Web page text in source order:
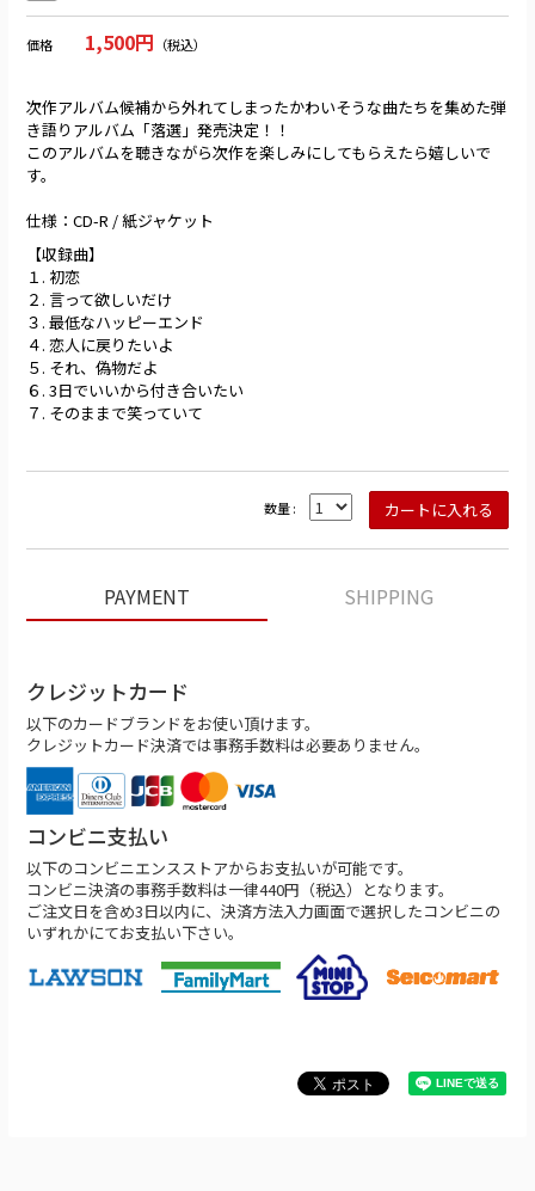
価格 1,500円 （税込）
次作アルバム候補から外れてしまったかわいそうな曲たちを集めた弾
き語りアルバム「落選」発売決定！！
このアルバムを聴きながら次作を楽しみにしてもらえたら嬉しいで
す。
仕様：CD-R / 紙ジャケット
【収録曲】
１. 初恋
２. 言って欲しいだけ
３. 最低なハッピーエンド
４. 恋人に戻りたいよ
５. それ、偽物だよ
６. 3日でいいから付き合いたい
７. そのままで笑っていて
数量 :
PAYMENT SHIPPING
クレジットカード
以下のカードブランドをお使い頂けます。
クレジットカード決済では事務手数料は必要ありません。
コンビニ支払い
以下のコンビニエンスストアからお支払いが可能です。
コンビニ決済の事務手数料は一律440円（税込）となります。
ご注文日を含め3日以内に、決済方法入力画面で選択したコンビニの
いずれかにてお支払い下さい。